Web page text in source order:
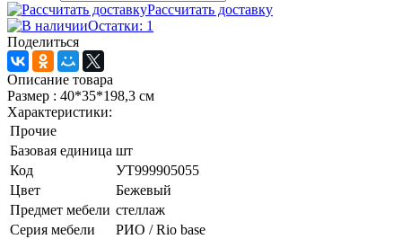
Рассчитать доставку
Остатки: 1
Поделиться
Описание товара
Размер : 40*35*198,3 см
Характеристики:
Прочие
Базовая единица шт
Код
УТ999905055
Цвет
Бежевый
Предмет мебели стеллаж
Серия мебели
РИО / Rio base